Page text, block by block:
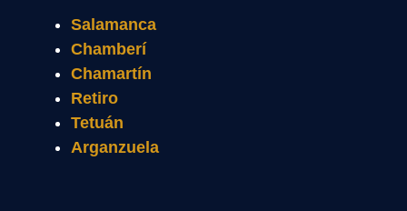
Salamanca
Chamberí
Chamartín
Retiro
Tetuán
Arganzuela